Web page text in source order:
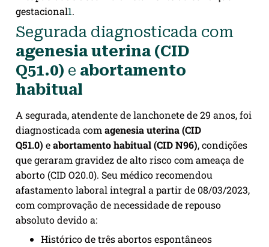
gestacional1.
Segurada diagnosticada com
agenesia uterina (CID
Q51.0) e abortamento
habitual
A segurada, atendente de lanchonete de 29 anos, foi
diagnosticada comagenesia uterina (CID
Q51.0) eabortamento habitual (CID N96), condições
que geraram gravidez de alto risco com ameaça de
aborto (CID O20.0). Seu médico recomendou
afastamento laboral integral a partir de 08/03/2023,
com comprovação de necessidade de repouso
absoluto devido a:
Histórico de três abortos espontâneos